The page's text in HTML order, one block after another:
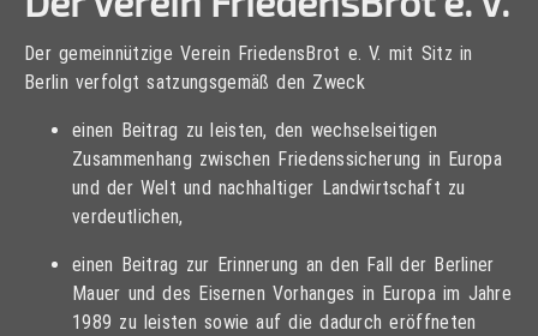
Der gemeinnützige Verein FriedensBrot e. V. mit Sitz in
Berlin verfolgt satzungsgemäß den Zweck
einen Beitrag zu leisten, den wechselseitigen
Zusammenhang zwischen Friedenssicherung in Europa
und der Welt und nachhaltiger Landwirtschaft zu
verdeutlichen,
einen Beitrag zur Erinnerung an den Fall der Berliner
Mauer und des Eisernen Vorhanges in Europa im Jahre
1989 zu leisten sowie auf die dadurch eröffneten